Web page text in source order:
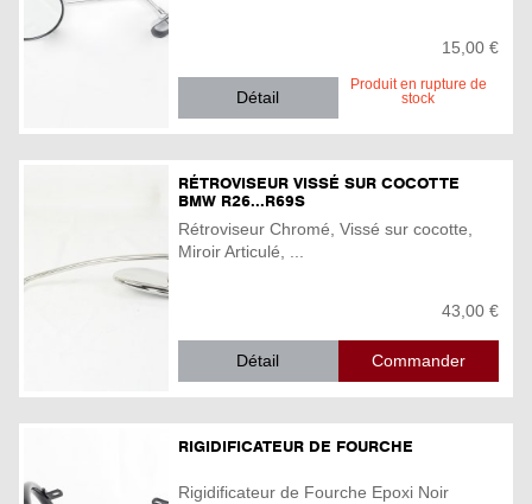
15,00 €
Produit en rupture de
stock
Détail
RÉTROVISEUR VISSÉ SUR COCOTTE
BMW R26...R69S
Rétroviseur Chromé, Vissé sur cocotte,
Miroir Articulé, ...
43,00 €
Détail
RIGIDIFICATEUR DE FOURCHE
Rigidificateur de Fourche Epoxi Noir